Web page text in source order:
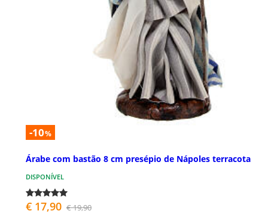
-10%
Árabe com bastão 8 cm presépio de Nápoles terracota
DISPONÍVEL
€ 17,90 € 19,90